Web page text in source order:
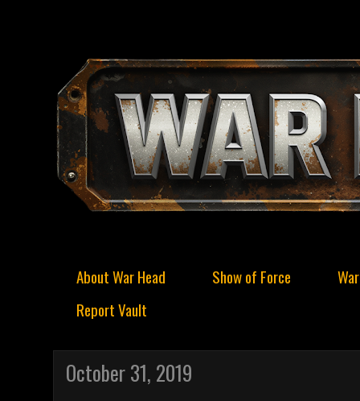
About War Head Show of Force
Report Vault
October 31, 2019